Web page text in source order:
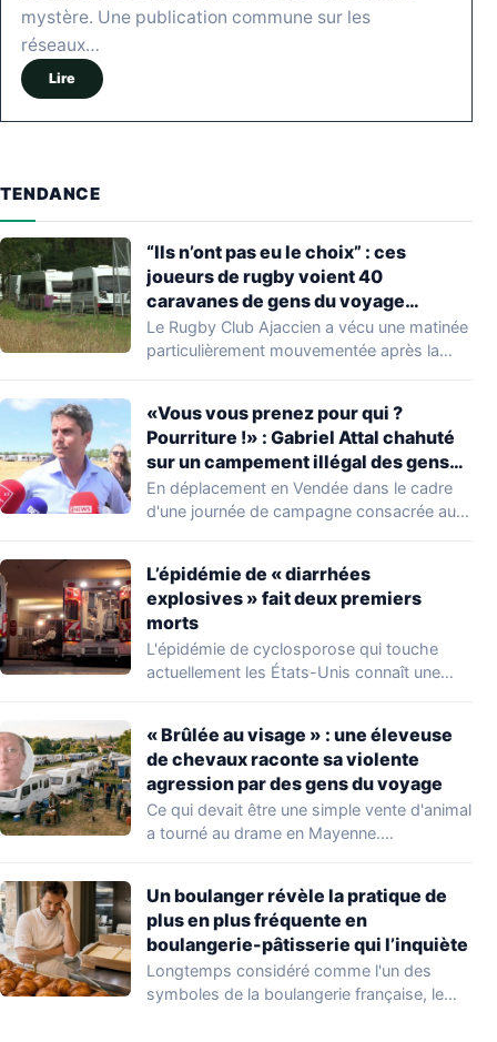
mystère. Une publication commune sur les
réseaux…
Lire
TENDANCE
“Ils n’ont pas eu le choix” : ces
joueurs de rugby voient 40
caravanes de gens du voyage
s’installer dans leur stade, ils les
délogent en moins d’1 heure
Le Rugby Club Ajaccien a vécu une matinée
particulièrement mouvementée après la
«Vous vous prenez pour qui ?
Pourriture !» : Gabriel Attal chahuté
sur un campement illégal des gens
du voyage
En déplacement en Vendée dans le cadre
d'une journée de campagne consacrée aux
L’épidémie de « diarrhées
explosives » fait deux premiers
morts
L'épidémie de cyclosporose qui touche
actuellement les États-Unis connaît une
« Brûlée au visage » : une éleveuse
de chevaux raconte sa violente
agression par des gens du voyage
Ce qui devait être une simple vente d'animal
a tourné au drame en Mayenne.…
Un boulanger révèle la pratique de
plus en plus fréquente en
boulangerie-pâtisserie qui l’inquiète
Longtemps considéré comme l'un des
symboles de la boulangerie française, le